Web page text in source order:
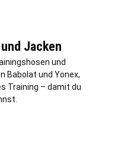
Jacken
und
Babolat und Yonex,
Training – damit du